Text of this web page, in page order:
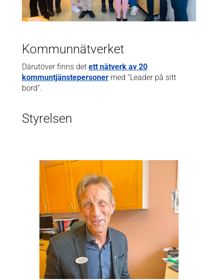
Kommunnätverket
Därutöver finns det ett nätverk av 20
kommuntjänstepersonermed ”Leader på sitt
bord”.
Styrelsen